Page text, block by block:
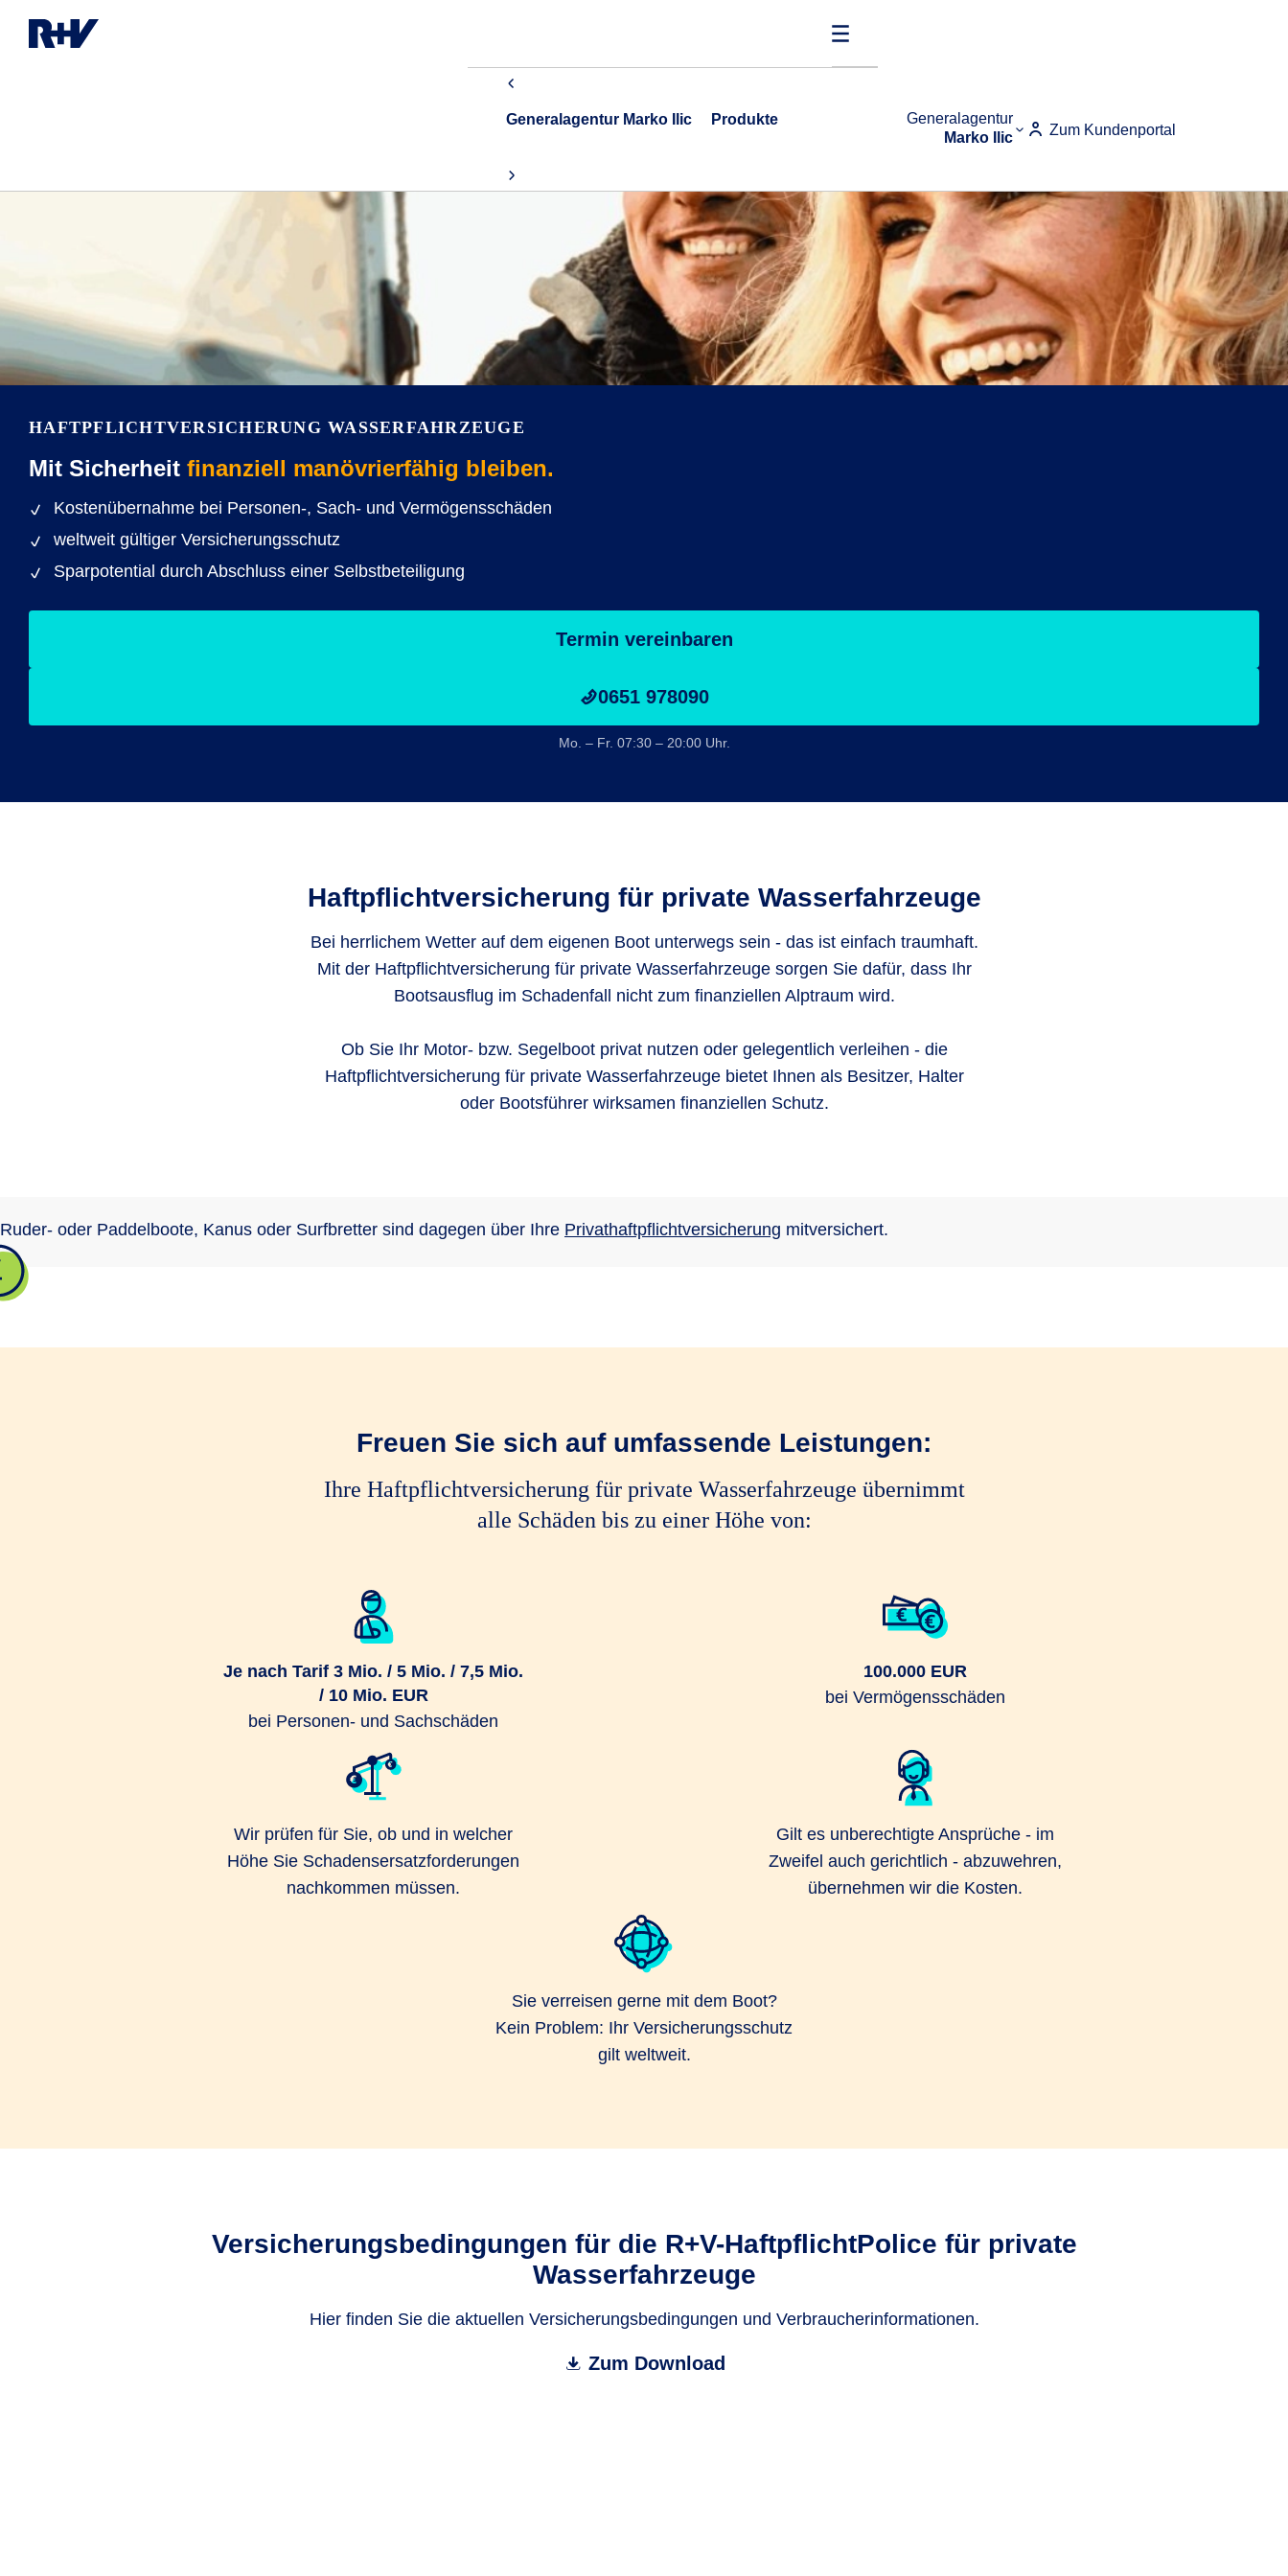
Generalagentur
Marko Ilic
Zum Kundenportal
Generalagentur Marko Ilic Produkte
HAFTPFLICHT­VERSICHERUNG WASSERFAHRZEUGE
Mit Sicherheit finanziell manövrierfähig bleiben.
Kostenübernahme bei Personen-, Sach- und Vermögensschäden
weltweit gültiger Versicherungsschutz
Sparpotential durch Abschluss einer Selbstbeteiligung
Termin vereinbaren
0651 978090
Mo. – Fr. 07:30 – 20:00 Uhr.
Haftpflicht­versicherung für private Wasserfahrzeuge
Bei herrlichem Wetter auf dem eigenen Boot unterwegs sein - das ist einfach traumhaft.
Mit der Haftpflichtversicherung für private Wasserfahrzeuge sorgen Sie dafür, dass Ihr
Bootsausflug im Schadenfall nicht zum finanziellen Alptraum wird.
Ob Sie Ihr Motor- bzw. Segelboot privat nutzen oder gelegentlich verleihen - die
Haftpflichtversicherung für private Wasserfahrzeuge bietet Ihnen als Besitzer, Halter
oder Bootsführer wirksamen finanziellen Schutz.
Ruder- oder Paddelboote, Kanus oder Surfbretter sind dagegen über Ihre Privathaftpflichtversicherung mitversichert.
Freuen Sie sich auf umfassende Leistungen:
Ihre Haftpflichtversicherung für private Wasserfahrzeuge übernimmt
alle Schäden bis zu einer Höhe von:
Je nach Tarif 3 Mio. / 5 Mio. / 7,5 Mio.
/ 10 Mio. EUR
bei Personen- und Sachschäden
100.000 EUR
bei Vermögensschäden
Wir prüfen für Sie, ob und in welcher
Höhe Sie Schadensersatzforderungen
nachkommen müssen.
Gilt es unberechtigte Ansprüche - im
Zweifel auch gerichtlich - abzuwehren,
übernehmen wir die Kosten.
Sie verreisen gerne mit dem Boot?
Kein Problem: Ihr Versicherungsschutz
gilt weltweit.
Versicherungsbedingungen für die R+V-HaftpflichtPolice für private
Wasserfahrzeuge
Hier finden Sie die aktuellen Versicherungsbedingungen und Verbraucherinformationen.
Zum Download